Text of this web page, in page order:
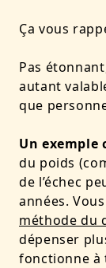
Ça vous
Pas
autant
que
Un exemple
du poids
de l’échec
années.
méthode du
dépenser
fonctionne à